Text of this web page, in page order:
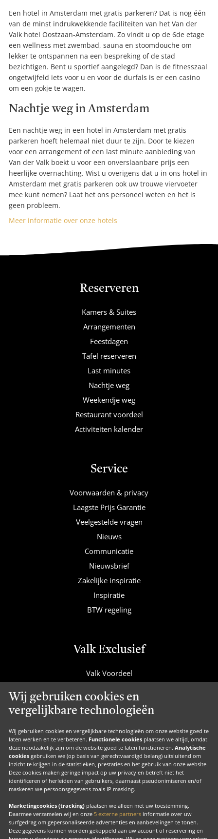
Wij gebruiken cookies en
vergelijkbare technologieën
Wij gebruiken cookies en vergelijkbare technologieën om onze website goed te
laten werken en te verbeteren. Functionele cookies plaatsen we altijd, omdat
deze noodzakelijk zijn om de website goed te laten functioneren. Analytische
cookies gebruiken we (op basis van gerechtvaardigd belang) uitsluitend om
inzicht te krijgen in de statistieken, prestaties en het gebruik van onze website.
Deze cookies maken geringe impact op uw privacy en betreft niet het
identificeren of herleiden van gebruikers, daarnaast pseudonimiseren en/of
maskeren we persoonsgegevens zoals IP masking.
Marketingcookies (tracking) plaatsen we alleen met uw toestemming.
Daarmee verzamelen wij en onze 5 externe partners informatie over uw
surfgedrag om gepersonaliseerde advertenties en aanbevelingen te tonen.
Deze gegevens kunnen worden gekoppeld aan uw account of reservering en
Een hotel in Amsterdam met gratis parkeren? Dat is nog één
van de minst indrukwekkende faciliteiten van het Van der
Valk hotel Oostzaan-Amsterdam. Zo vindt u op de 6de etage
een wellness met zwembad, sauna en stoomdouche om
lekker te ontspannen na een bespreking of de stad
bezichtigen. Bent u sportief aangelegd? Dan is de fitnesszaal
ongetwijfeld iets voor u en voor de durfals is er een casino
om een gokje te wagen.
Nachtje weg in Amsterdam
Een nachtje weg in een hotel in Amsterdam met gratis
parkeren hoeft helemaal niet duur te zijn. Door te kiezen
voor een arrangement of een last minute aanbieding van
Van der Valk boekt u voor een onverslaanbare prijs een
heerlijke overnachting. Wist u overigens dat u in ons hotel in
Amsterdam met gratis parkeren ook uw trouwe viervoeter
mee kunt nemen? Laat het ons personeel weten en het is
geen probleem.
Meer informatie over onze hotels
Reserveren
Kamers & Suites
Arrangementen
Feestdagen
Tafel reserveren
Last minutes
Nachtje weg
Weekendje weg
Restaurant voordeel
Activiteiten kalender
Service
Voorwaarden & privacy
Laagste Prijs Garantie
Veelgestelde vragen
Nieuws
Communicatie
Nieuwsbrief
Zakelijke inspiratie
Inspiratie
BTW regeling
Valk Exclusief
Valk Voordeel
Valk Suites
Valk Jobs
Valk Exclusief Membership
Valk Voor Thuis
Valk Exclusief Zakelijk
MVO
Contact
FacebookInstagramLinkedIn